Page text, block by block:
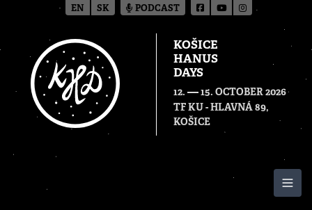
KOŠICE
HANUS
DAYS
12. — 15. OCTOBER 2026
TF KU - HLAVNÁ 89,
KOŠICE
EN SK PODCAST